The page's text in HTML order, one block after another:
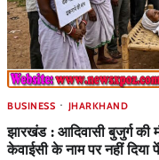
BUSINESS JHARKHAND
झारखंड : आदिवासी बुजुर्ग
केवाईसी के नाम पर नहीं दिया